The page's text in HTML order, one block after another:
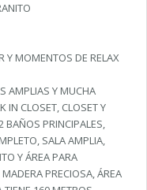
Y MOMENTOS DE RELAX
AMPLIAS Y MUCHA
IN CLOSET, CLOSET Y
BAÑOS PRINCIPALES,
SALA AMPLIA,
Y ÁREA PARA
PRECIOSA, ÁREA